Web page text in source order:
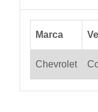
Marca
Chevrolet